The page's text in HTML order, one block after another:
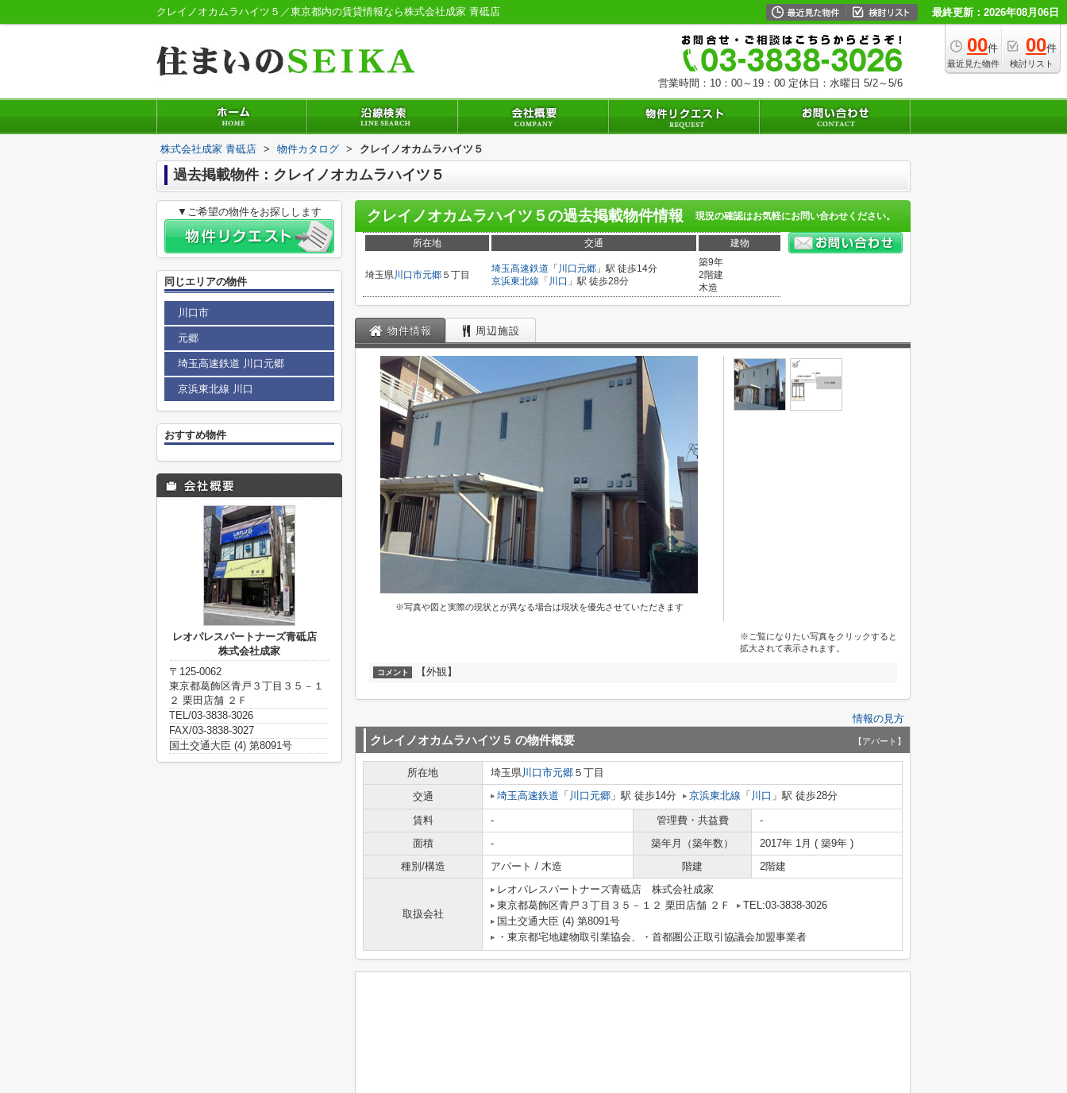
クレイノオカムラハイツ５／東京都内の賃貸情報なら株式会社成家 青砥店 最終更新：2026年08月06日
00件
最近見た物件
00件
検討リスト
営業時間：10：00～19：00 定休日：水曜日 5/2～5/6
株式会社成家 青砥店 > 物件カタログ > クレイノオカムラハイツ５
過去掲載物件：クレイノオカムラハイツ５
クレイノオカムラハイツ５の過去掲載物件情報 現況の確認はお気軽にお問い合わせください。
所在地 交通 建物
埼玉県川口市元郷 ５丁目
埼玉高速鉄道 「 川口元郷 」駅 徒歩14分
京浜東北線 「 川口 」駅 徒歩28分
築9年
2階建
木造
物件情報 周辺施設
※写真や図と実際の現状とが異なる場合は現状を優先させていただきます
※ご覧になりたい写真をクリックすると
拡大されて表示されます。
コメント 【外観】
情報の見方
クレイノオカムラハイツ５ の物件概要 【アパート】
所在地 埼玉県川口市元郷 ５丁目
交通
埼玉高速鉄道 「 川口元郷 」駅 徒歩14分 京浜東北線 「 川口 」駅 徒歩28分
賃料 - 管理費・共益費
-
面積
- 築年月（築年数）
2017年 1月 ( 築9年 )
種別/構造
アパート / 木造 階建 2階建
取扱会社
レオパレスパートナーズ青砥店 株式会社成家
東京都葛飾区青戸３丁目３５－１２ 栗田店舗 ２Ｆ
TEL:03-3838-3026
国土交通大臣 (4) 第8091号
・東京都宅地建物取引業協会、・首都圏公正取引協議会加盟事業者
▼ご希望の物件をお探しします
同じエリアの物件
川口市
元郷
埼玉高速鉄道 川口元郷
京浜東北線 川口
おすすめ物件
レオパレスパートナーズ青砥店
株式会社成家
〒125-0062
東京都葛飾区青戸３丁目３５－１
２ 栗田店舗 ２Ｆ
TEL/03-3838-3026
FAX/03-3838-3027
国土交通大臣 (4) 第8091号